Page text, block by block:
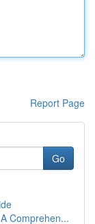
Report Page
Go
Comprehen...